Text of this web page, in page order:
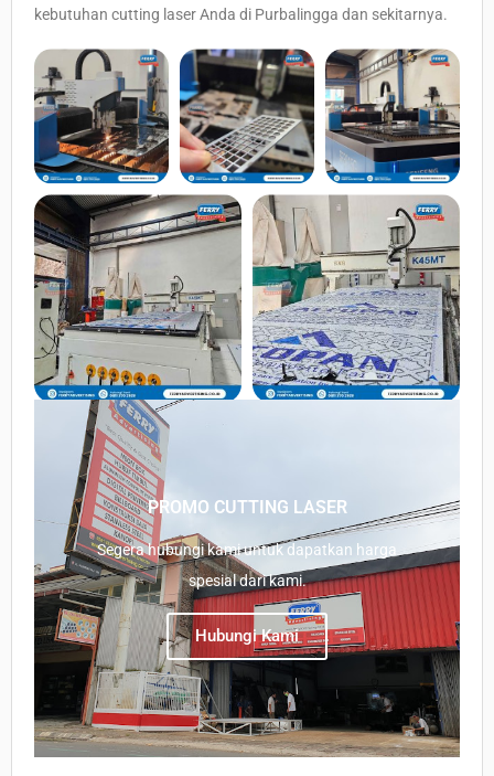
kebutuhan cutting laser Anda di Purbalingga dan sekitarnya.
PROMO CUTTING LASER
Segera hubungi kami untuk dapatkan harga
spesial dari kami.
Hubungi Kami